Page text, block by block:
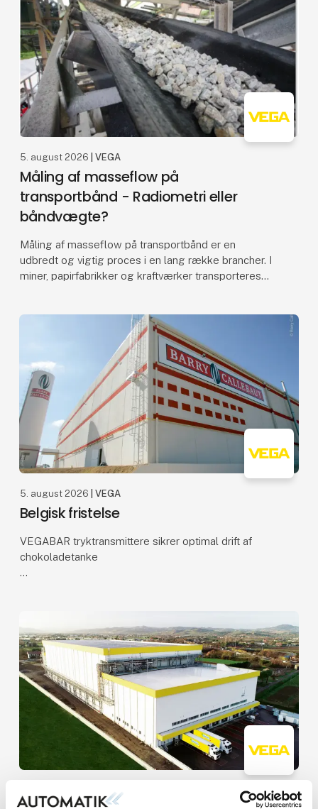
5. august 2026 | VEGA
Måling af masseflow på
transportbånd - Radiometri eller
båndvægte?
Måling af masseflow på transportbånd er en
udbredt og vigtig proces i en lang række brancher. I
miner, papirfabrikker og kraftværker transporteres
5. august 2026 | VEGA
Belgisk fristelse
VEGABAR tryktransmittere sikrer optimal drift af
chokoladetanke